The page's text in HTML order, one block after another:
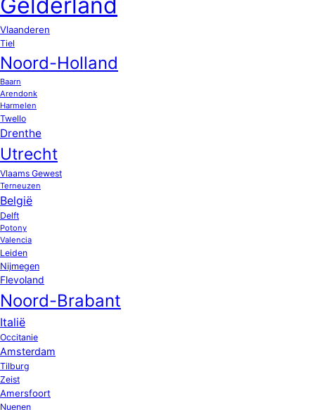
Gelderland
Vlaanderen
Tiel
Noord-Holland
Baarn
Arendonk
Harmelen
Twello
Drenthe
Utrecht
Vlaams Gewest
Terneuzen
België
Delft
Potony
Valencia
Leiden
Nijmegen
Flevoland
Noord-Brabant
Italië
Occitanie
Amsterdam
Tilburg
Zeist
Amersfoort
Nuenen